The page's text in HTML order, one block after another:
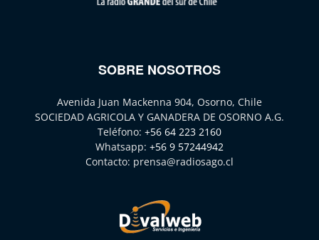
SOBRE NOSOTROS
Avenida Juan Mackenna 904, Osorno, Chile
SOCIEDAD AGRICOLA Y GANADERA DE OSORNO A.G.
Teléfono: +56 64 223 2160
Whatsapp: +56 9 57244942
Contacto: prensa@radiosago.cl